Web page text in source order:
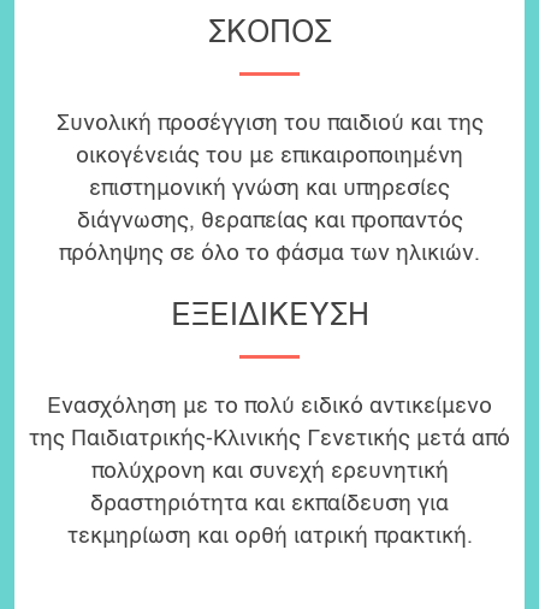
ΣΚΟΠΟΣ
Συνολική προσέγγιση του παιδιού και της
οικογένειάς του με επικαιροποιημένη
επιστημονική γνώση και υπηρεσίες
διάγνωσης, θεραπείας και προπαντός
πρόληψης σε όλο το φάσμα των ηλικιών.
ΕΞΕΙΔΙΚΕΥΣΗ
Ενασχόληση με το πολύ ειδικό αντικείμενο
της Παιδιατρικής-Κλινικής Γενετικής μετά από
πολύχρονη και συνεχή ερευνητική
δραστηριότητα και εκπαίδευση για
τεκμηρίωση και ορθή ιατρική πρακτική.